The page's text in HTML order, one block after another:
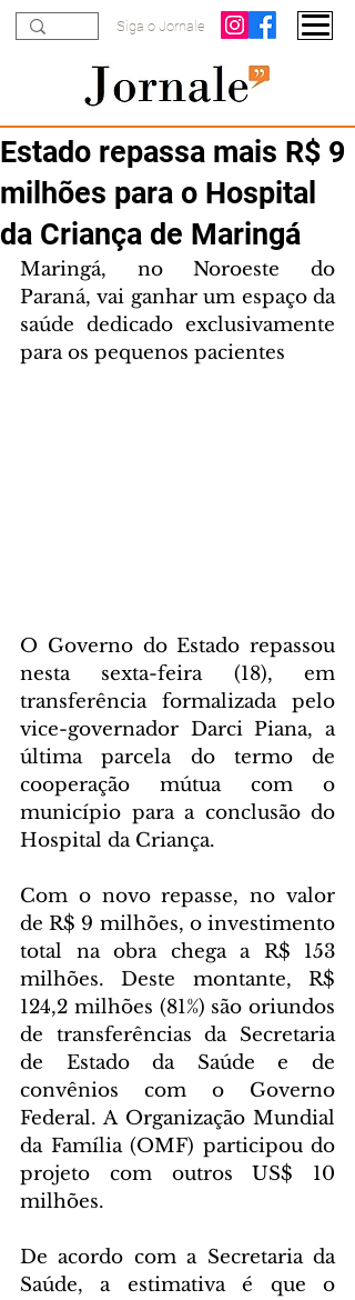
Siga o Jornale
Estado repassa mais R$ 9
milhões para o Hospital
da Criança de Maringá
Maringá, no Noroeste do
Paraná, vai ganhar um espaço da
saúde dedicado exclusivamente
para os pequenos pacientes
O Governo do Estado repassou
nesta sexta-feira (18), em
transferência formalizada pelo
vice-governador Darci Piana, a
última parcela do termo de
cooperação mútua com o
município para a conclusão do
Hospital da Criança.
Com o novo repasse, no valor
de R$ 9 milhões, o investimento
total na obra chega a R$ 153
milhões. Deste montante, R$
124,2 milhões (81%) são oriundos
de transferências da Secretaria
de Estado da Saúde e de
convênios com o Governo
Federal. A Organização Mundial
da Família (OMF) participou do
projeto com outros US$ 10
milhões.
De acordo com a Secretaria da
Saúde, a estimativa é que o